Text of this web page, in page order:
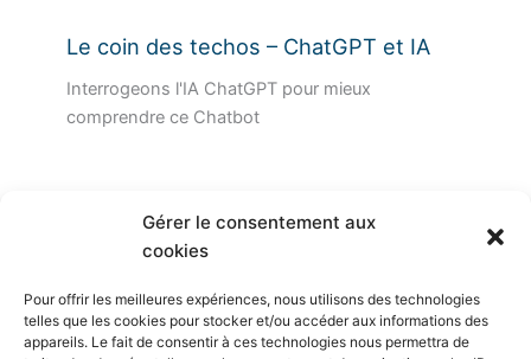
Gérer le consentement aux
cookies
Pour offrir les meilleures expériences, nous utilisons des technologies
telles que les cookies pour stocker et/ou accéder aux informations des
appareils. Le fait de consentir à ces technologies nous permettra de
Le coin des techos – ChatGPT et IA
Interrogeons l'IA ChatGPT pour mieux
comprendre ce Chatbot
Plan du site
Mentions légales